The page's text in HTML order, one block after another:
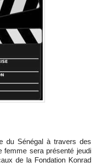
femme sera présenté jeudi
de la Fondation Konrad